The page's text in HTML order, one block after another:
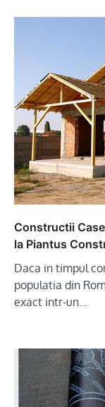
Constructii
la Piantus
Daca in timpul
populatia din
exact intr-un…